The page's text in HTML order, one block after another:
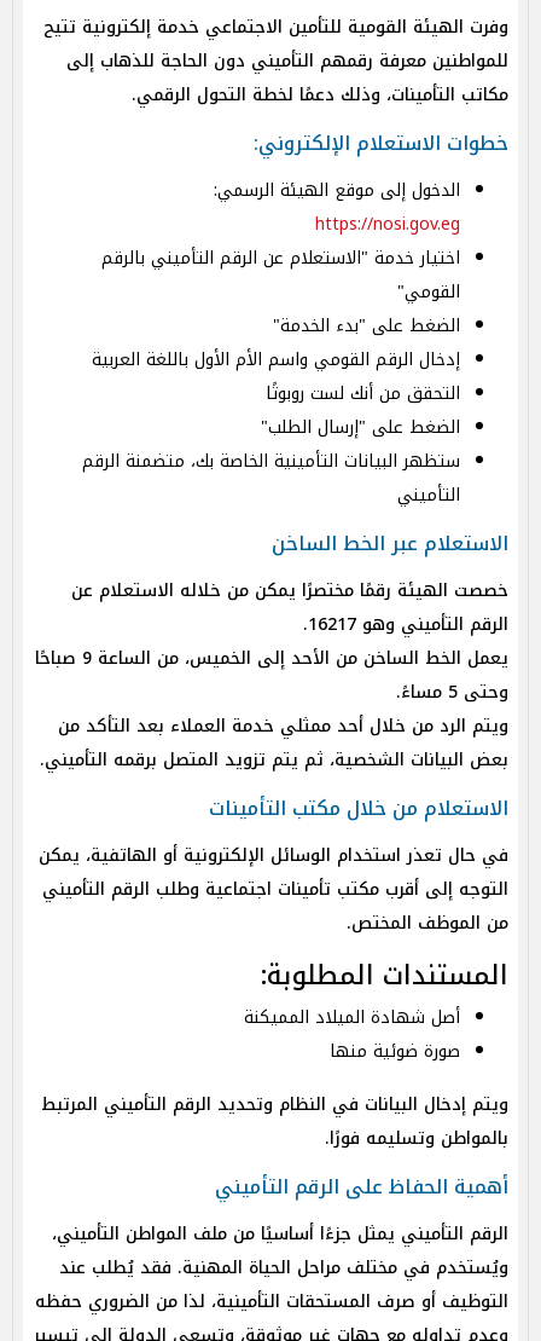
وفرت الهيئة القومية للتأمين الاجتماعي خدمة إلكترونية تتيح
للمواطنين معرفة رقمهم التأميني دون الحاجة للذهاب إلى
مكاتب التأمينات، وذلك دعمًا لخطة التحول الرقمي.
خطوات الاستعلام الإلكتروني:
الدخول إلى موقع الهيئة الرسمي:
https://nosi.gov.eg
اختيار خدمة "الاستعلام عن الرقم التأميني بالرقم
القومي"
الضغط على "بدء الخدمة"
إدخال الرقم القومي واسم الأم الأول باللغة العربية
التحقق من أنك لست روبوتًا
الضغط على "إرسال الطلب"
ستظهر البيانات التأمينية الخاصة بك، متضمنة الرقم
التأميني
الاستعلام عبر الخط الساخن
خصصت الهيئة رقمًا مختصرًا يمكن من خلاله الاستعلام عن
الرقم التأميني وهو 16217.
يعمل الخط الساخن من الأحد إلى الخميس، من الساعة 9 صباحًا
وحتى 5 مساءً.
ويتم الرد من خلال أحد ممثلي خدمة العملاء بعد التأكد من
بعض البيانات الشخصية، ثم يتم تزويد المتصل برقمه التأميني.
الاستعلام من خلال مكتب التأمينات
في حال تعذر استخدام الوسائل الإلكترونية أو الهاتفية، يمكن
التوجه إلى أقرب مكتب تأمينات اجتماعية وطلب الرقم التأميني
من الموظف المختص.
المستندات المطلوبة:
أصل شهادة الميلاد المميكنة
صورة ضوئية منها
ويتم إدخال البيانات في النظام وتحديد الرقم التأميني المرتبط
بالمواطن وتسليمه فورًا.
أهمية الحفاظ على الرقم التأميني
الرقم التأميني يمثل جزءًا أساسيًا من ملف المواطن التأميني،
ويُستخدم في مختلف مراحل الحياة المهنية. فقد يُطلب عند
التوظيف أو صرف المستحقات التأمينية، لذا من الضروري حفظه